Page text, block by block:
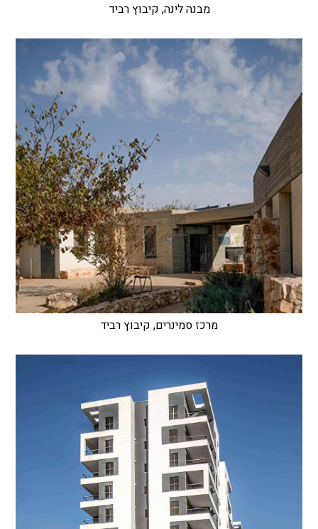
מבנה לינה, קיבוץ רביד
מרכז סמינרים, קיבוץ רביד